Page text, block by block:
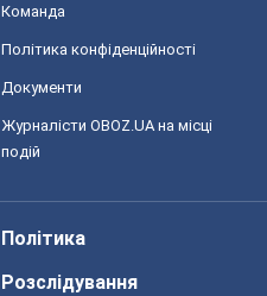
Команда
Політика конфіденційності
Документи
Журналісти OBOZ.UA на місці
подій
Політика
Розслідування